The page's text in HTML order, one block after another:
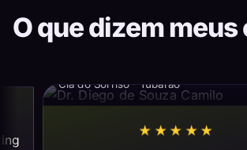
O que dizem
Cia do Sorriso · Tubarão
★★★★★